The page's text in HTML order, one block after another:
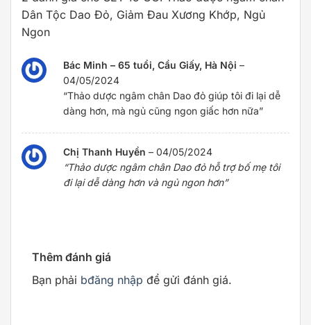
Dân Tộc Dao Đỏ, Giảm Đau Xương Khớp, Ngủ
Ngon
Bác Minh – 65 tuổi, Cầu Giấy, Hà Nội –
04/05/2024
“Thảo dược ngâm chân Dao đỏ giúp tôi đi lại dễ
dàng hơn, mà ngủ cũng ngon giấc hơn nữa”
Chị Thanh Huyền – 04/05/2024
“Thảo dược ngâm chân Dao đỏ hỗ trợ bố mẹ tôi
đi lại dễ dàng hơn và ngủ ngon hơn”
Thêm đánh giá
Bạn phải bđăng nhập để gửi đánh giá.